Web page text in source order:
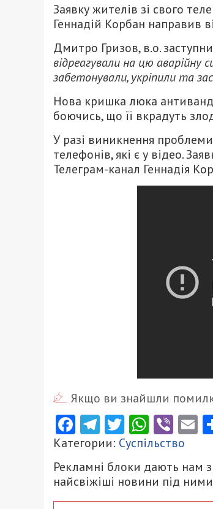
Заявку жителів зі свого
Геннадій Корбан направив
Дмитро Гризов, в.о.
відреагували на цю аварійну
забетонували, укріпили та
Нова кришка люка
боючись, що її вкрадуть
У разі виникнення
телефонів, які є у відео.
Телеграм-канал Геннадія
Якщо ви знайшли
Facebook
Telegram
Twitter
Категории: Суспільство
Рекламні блоки дають нам
найсвіжіші новини під